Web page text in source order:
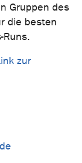
Gruppen des
die besten
zur